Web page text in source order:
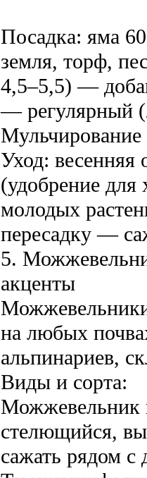
Посадка: яма
земля, торф,
4,5–5,5) —
— регулярный
Уход: весенняя
(удобрение
молодых
пересадку —
5.
акценты
на любых
альпинариев,
Виды и сорта:
Можжевельник
стелющийся,
сажать рядом с